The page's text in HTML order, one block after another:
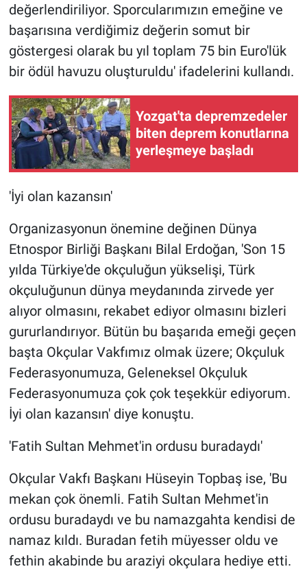
değerlendiriliyor. Sporcularımızın emeğine ve
başarısına verdiğimiz değerin somut bir
göstergesi olarak bu yıl toplam 75 bin Euro'lük
bir ödül havuzu oluşturuldu' ifadelerini kullandı.
Yozgat'ta depremzedeler
biten deprem konutlarına
yerleşmeye başladı
'İyi olan kazansın'
Organizasyonun önemine değinen Dünya
Etnospor Birliği Başkanı Bilal Erdoğan, 'Son 15
yılda Türkiye'de okçuluğun yükselişi, Türk
okçuluğunun dünya meydanında zirvede yer
alıyor olmasını, rekabet ediyor olmasını bizleri
gururlandırıyor. Bütün bu başarıda emeği geçen
başta Okçular Vakfımız olmak üzere; Okçuluk
Federasyonumuza, Geleneksel Okçuluk
Federasyonumuza çok çok teşekkür ediyorum.
İyi olan kazansın' diye konuştu.
'Fatih Sultan Mehmet'in ordusu buradaydı'
Okçular Vakfı Başkanı Hüseyin Topbaş ise, 'Bu
mekan çok önemli. Fatih Sultan Mehmet'in
ordusu buradaydı ve bu namazgahta kendisi de
namaz kıldı. Buradan fetih müyesser oldu ve
fethin akabinde bu araziyi okçulara hediye etti.